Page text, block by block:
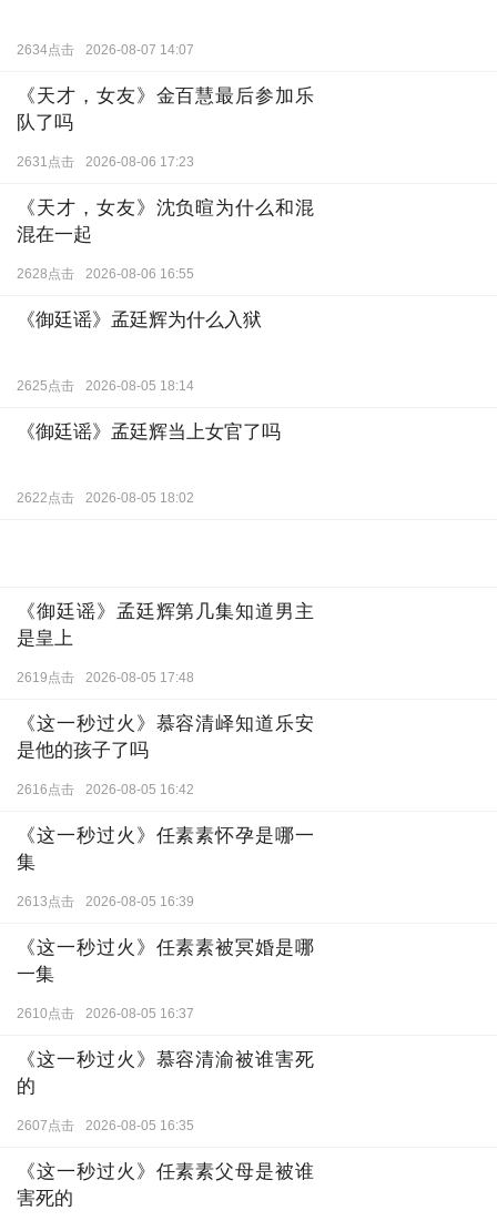
《天才，女友》金百慧最后参加乐
《天才，女友》沈负暄为什么和混
2628点击 2026-08-06 16:55
2625点击 2026-08-05 18:14
《御廷谣》孟廷辉第几集知道男主
是皇上
是他的孩子了吗
2616点击 2026-08-05 16:42
《这一秒过火》任素素怀孕是哪一
集
《这一秒过火》任素素被冥婚是哪
一集
《这一秒过火》慕容清渝被谁害死